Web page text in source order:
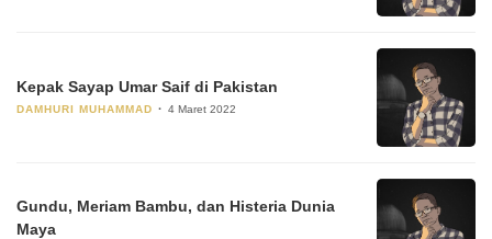
Kepak Sayap Umar Saif di Pakistan
DAMHURI MUHAMMAD 4 Maret 2022
Gundu, Meriam Bambu, dan Histeria Dunia
Maya